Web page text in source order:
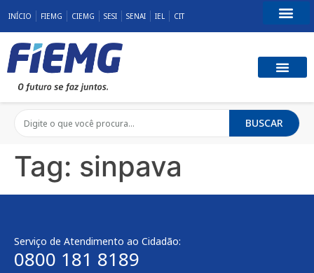
INÍCIO FIEMG CIEMG SESI SENAI IEL CIT
BUSCAR
Tag: sinpava
Serviço de Atendimento ao Cidadão:
0800 181 8189